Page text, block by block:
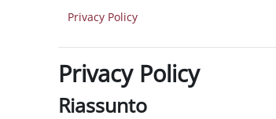
Privacy Policy
Privacy Policy
Riassunto